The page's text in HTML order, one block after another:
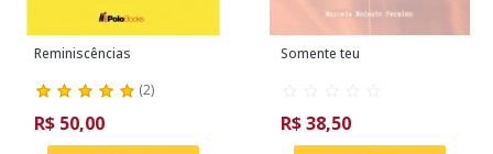
Reminiscências
(2)
R$ 50,00
Somente teu
R$ 38,50